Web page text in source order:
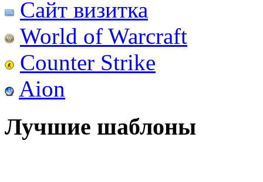
Сайт визитка
World of Warcraft
Counter Strike
Aion
Лучшие шаблоны